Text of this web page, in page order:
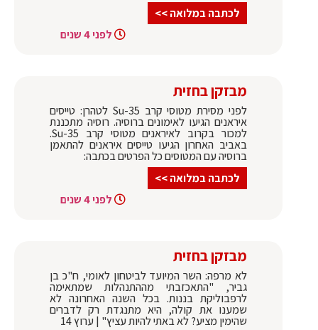
לכתבה במלואה >>
לפני 4 שנים
מבזקן בחזית
לפני מסירת מטוסי קרב Su-35 לטהרן: טייסים
איראנים הגיעו לאימונים ברוסיה. רוסיה מתכננת
למכור בקרוב לאיראנים מטוסי קרב Su-35.
באביב האחרון הגיעו טייסים איראנים להתאמן
ברוסיה עם המטוסים כל הפרטים בכתבה:
לכתבה במלואה >>
לפני 4 שנים
מבזקן בחזית
לא מרפה: השר המיועד לביטחון לאומי, ח"כ בן
גביר, "התאכזבתי מההתנהלות שמתאימה
לרפבוליקת בננות. בכל השנה האחרונה לא
שמענו את קולה, היא מתנגדת רק לדברים
שהימין מציע? לא באתי להיות עציץ" | ערוץ 14